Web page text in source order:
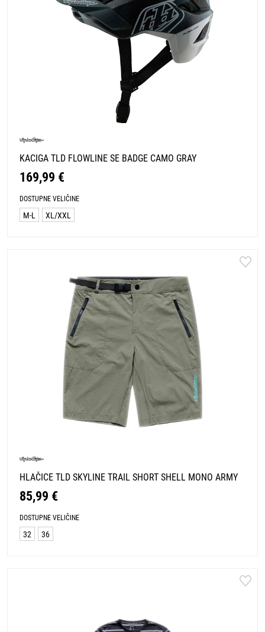
KACIGA TLD FLOWLINE SE BADGE CAMO GRAY
169,99 €
DOSTUPNE VELIČINE
M-L XL/XXL
HLAČICE TLD SKYLINE TRAIL SHORT SHELL MONO ARMY
85,99 €
DOSTUPNE VELIČINE
32 36